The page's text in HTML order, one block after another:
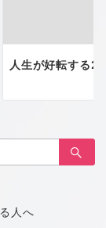
人生が好転する2
人へ